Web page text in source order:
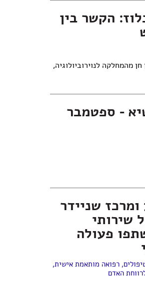
הקשר בין
מהמחלקה לנוירוביולוגיה​,
- ספטמבר
ומרכז שניידר
שירותי
פעולה
,רפואה מותאמת אישית,
האדם